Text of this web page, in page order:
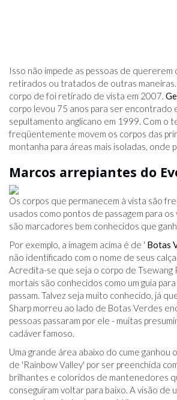
Isso não impede as pessoas de quererem
retirados ou tratados de outras maneiras.
corpo de foi retirado de vista em 2007.
corpo levou 75 anos para ser encontrado
sepultamento anglicano em 1999. Com o
freqüentemente movem os corpos das
montanha para áreas mais isoladas, onde
Marcos arrepiantes do
Os corpos que permanecem à vista são
usados ​​como pontos de passagem para os
são marcadores bem conhecidos que
Por exemplo, a imagem acima é de ' Botas
não identificado com o nome de seus
Acredita-se que seja o corpo de Tsewang
mortais são conhecidos como um guia
passam. Talvez seja muito conhecido, já
Sharp morreu ao lado de Botas Verdes
pessoas passaram por ele - muitas
cadáver famoso.
Uma grande área abaixo do cume ganhou
de 'Rainbow Valley' por ser preenchida
brilhantes e coloridos de mantenedores
conseguiram voltar para baixo. A visão de